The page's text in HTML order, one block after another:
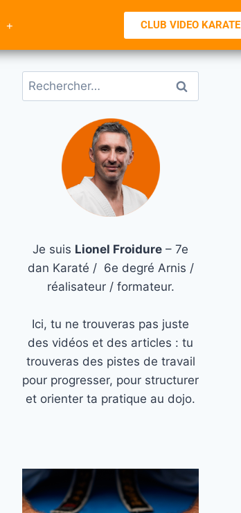
CLUB VIDEO KARATE
Je suis Lionel Froidure – 7e
dan Karaté / 6e degré Arnis /
réalisateur / formateur.
Ici, tu ne trouveras pas juste
des vidéos et des articles : tu
trouveras des pistes de travail
pour progresser, pour structurer
et orienter ta pratique au dojo.